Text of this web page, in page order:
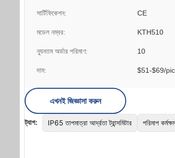
সার্টিফিকেশন: CE
মডেল নম্বর: KTH510
ন্যূনতম অর্ডার পরিমাণ: 10
দাম: $51-$69/pic
এখনই জিজ্ঞাসা করুন
ট্যাগ: IP65 তাপমাত্রা আর্দ্রতা ট্রান্সমিটার পরিমাপ